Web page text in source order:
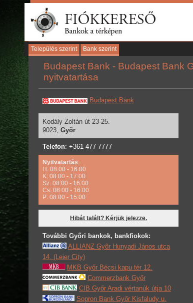
Település szerint Bank szerint
Budapest Bank - Budapest Bank
nyitvatartása
Budapest Bank
Kodály Zoltán út 23-25.
9023, Győr
Telefon: +361 477 7777
Nyitvatartás:
H: 08:00 - 16:00
K: 08:00 - 17:00
Sz: 08:00 - 16:00
Cs: 08:00 - 16:00
P: 08:00 - 15:00
Hibát talált? Kérjük jelezze.
További Győri bankok, bankfiokok:
ALLIANZ Gyõr Hunyadi János utca
14. (Leier City)
MKB Győr Bécsi kapu tér 12.
Commerzbank Győr
CIB Győr Aradi vértanúk útja 10
Sopron Bank Győr Kisfaludy u.